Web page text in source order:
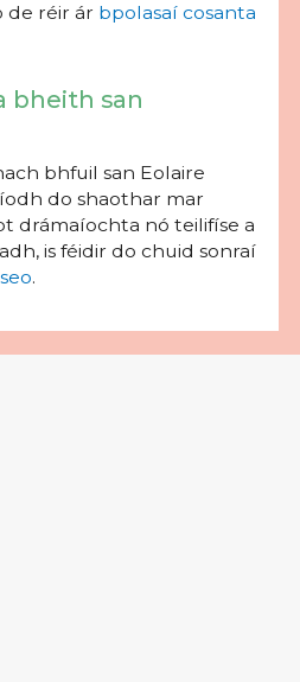
de réir ár bpolasaí cosanta
bheith san
bhfuil san Eolaire
do shaothar mar
drámaíochta nó teilifíse a
is féidir do chuid sonraí
.